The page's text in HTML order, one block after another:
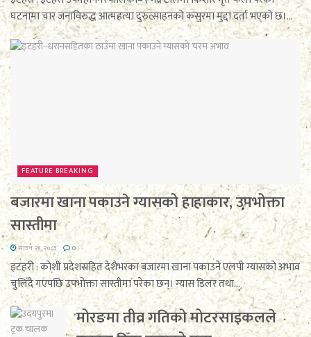
घटनामा चार जनाविरुद्ध आत्महत्या दुरुत्साहनको कसुरमा मुद्दा दर्ता भएको छ।...
FEATURE BREAKING
बजारमा खाना पकाउने ग्यासको हाहाकार, उपभोक्ता
सास्तीमा
साउन २१, २०८३ 0
इटहरी : कोशी प्रदेशसहित देशैभरका बजारमा खाना पकाउने एलपी ग्यासको अभाव
चुलिँदै गएपछि उपभोक्ता सास्तीमा परेका छन्। ग्यास डिलर तथा...
मोरङमा तीव्र गतिको मोटरसाइकलले